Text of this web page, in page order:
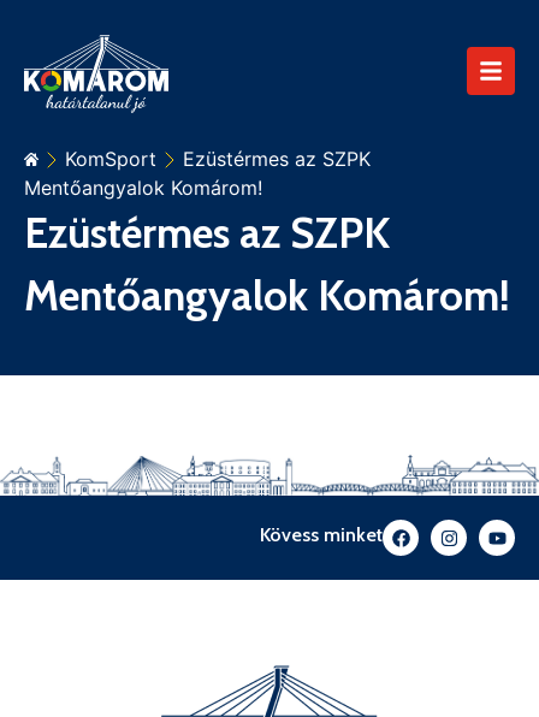
KomSport
Ezüstérmes az SZPK
Mentőangyalok Komárom!
Ezüstérmes az SZPK
Mentőangyalok Komárom!
Kövess minket